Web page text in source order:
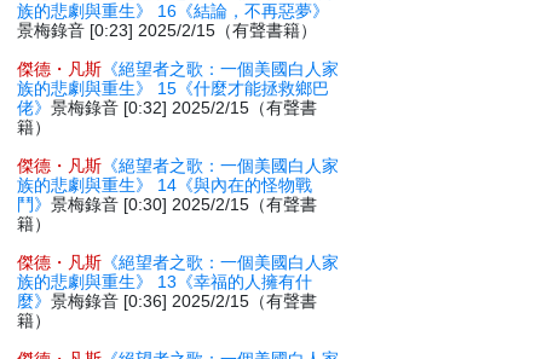
族的悲劇與重生》 16《結論，不再惡夢》
景梅錄音 [0:23] 2025/2/15（有聲書籍）
傑德・凡斯 《絕望者之歌：一個美國白人家
族的悲劇與重生》 15《什麼才能拯救鄉巴
佬》景梅錄音 [0:32] 2025/2/15（有聲書
籍）
傑德・凡斯 《絕望者之歌：一個美國白人家
族的悲劇與重生》 14《與內在的怪物戰
鬥》景梅錄音 [0:30] 2025/2/15（有聲書
籍）
傑德・凡斯 《絕望者之歌：一個美國白人家
族的悲劇與重生》 13《幸福的人擁有什
麼》景梅錄音 [0:36] 2025/2/15（有聲書
籍）